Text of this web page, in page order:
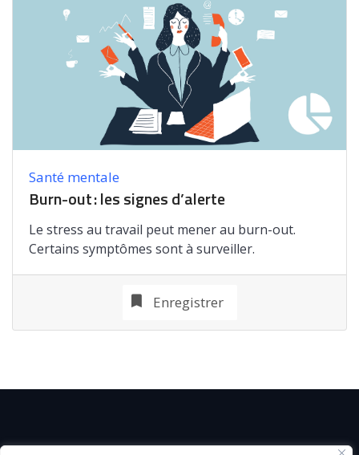
Santé mentale
Burn-out : les signes d’alerte
Le stress au travail peut mener au burn-out.
Certains symptômes sont à surveiller.
Enregistrer